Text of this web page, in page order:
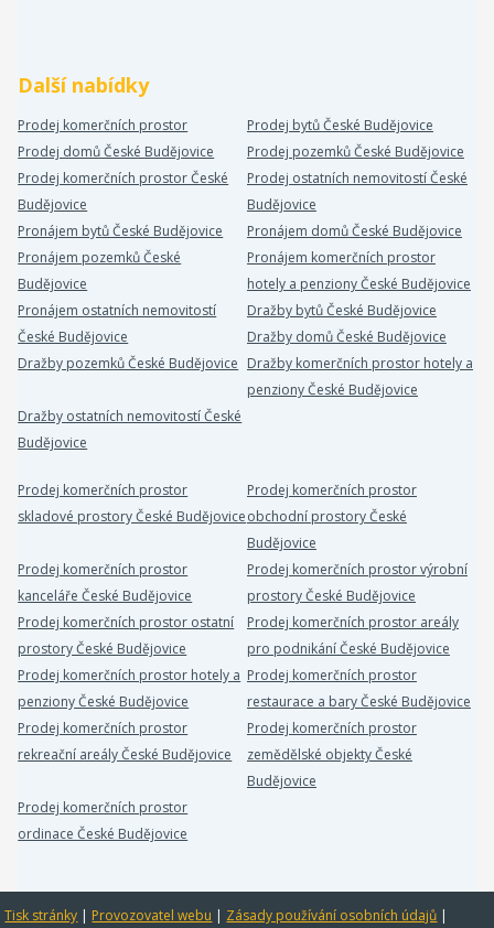
Další nabídky
Prodej komerčních prostor
Prodej bytů České Budějovice
Prodej domů České Budějovice
Prodej pozemků České Budějovice
Prodej komerčních prostor České
Budějovice
Prodej ostatních nemovitostí České
Budějovice
Pronájem bytů České Budějovice
Pronájem domů České Budějovice
Pronájem pozemků České
Budějovice
Pronájem komerčních prostor
hotely a penziony České Budějovice
Pronájem ostatních nemovitostí
České Budějovice
Dražby bytů České Budějovice
Dražby domů České Budějovice
Dražby pozemků České Budějovice Dražby komerčních prostor hotely a
penziony České Budějovice
Dražby ostatních nemovitostí České
Budějovice
Prodej komerčních prostor
skladové prostory České Budějovice
Prodej komerčních prostor
obchodní prostory České
Budějovice
Prodej komerčních prostor
kanceláře České Budějovice
Prodej komerčních prostor výrobní
prostory České Budějovice
Prodej komerčních prostor ostatní
prostory České Budějovice
Prodej komerčních prostor areály
pro podnikání České Budějovice
Prodej komerčních prostor hotely a
penziony České Budějovice
Prodej komerčních prostor
restaurace a bary České Budějovice
Prodej komerčních prostor
rekreační areály České Budějovice
Prodej komerčních prostor
zemědělské objekty České
Budějovice
Prodej komerčních prostor
ordinace České Budějovice
Tisk stránky | Provozovatel webu | Zásady používání osobních údajů |